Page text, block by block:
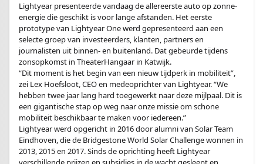
Lightyear presenteerde vandaag de allereerste auto op zonne-
energie die geschikt is voor lange afstanden. Het eerste
prototype van Lightyear One werd gepresenteerd aan een
selecte groep van investeerders, klanten, partners en
journalisten uit binnen- en buitenland. Dat gebeurde tijdens
zonsopkomst in TheaterHangaar in Katwijk.
“Dit moment is het begin van een nieuw tijdperk in mobiliteit”,
zei Lex Hoefsloot, CEO en medeoprichter van Lightyear. “We
hebben twee jaar lang hard toegewerkt naar deze mijlpaal. Dit is
een gigantische stap op weg naar onze missie om schone
mobiliteit beschikbaar te maken voor iedereen.”
Lightyear werd opgericht in 2016 door alumni van Solar Team
Eindhoven, die de Bridgestone World Solar Challenge wonnen in
2013, 2015 en 2017. Sinds de oprichting heeft Lightyear